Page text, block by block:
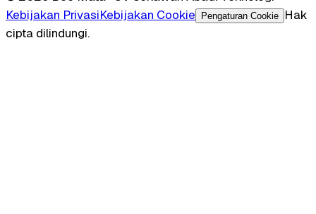
Kebijakan PrivasiKebijakan Cookie Pengaturan Cookie
Hak
cipta dilindungi.